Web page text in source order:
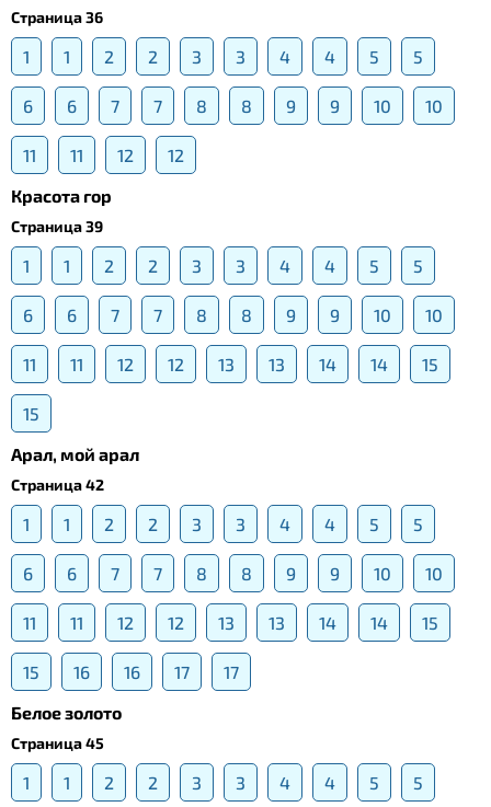
Страница 36
1 1 2 2 3 3 4 4 5 5
6 6 7 7 8 8 9 9 10 10
11 11 12
12
Красота гор
Страница 39
1 1 2 2 3 3 4 4 5 5
6 6 7 7 8 8 9 9 10 10
11 11 12 12 13 13 14 14 15
15
Арал, мой арал
Страница 42
1 1 2 2 3 3 4 4 5 5
6 6 7 7 8 8 9 9 10 10
11 11 12 12 13 13 14 14 15
15 16 16 17
17
Белое золото
Страница 45
1 1 2 2 3 3 4 4 5 5